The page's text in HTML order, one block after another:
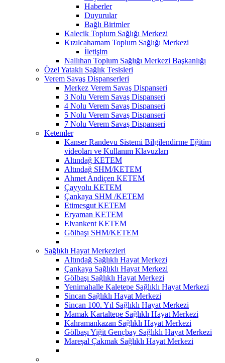
Haberler
Duyurular
Bağlı Birimler
Kalecik Toplum Sağlığı Merkezi
Kızılcahamam Toplum Sağlığı Merkezi
İletişim
Nallıhan Toplum Sağlığı Merkezi Başkanlığı
Özel Yataklı Sağlık Tesisleri
Verem Savaş Dispanserleri
Merkez Verem Savaş Dispanseri
3 Nolu Verem Savaş Dispanseri
4 Nolu Verem Savaş Dispanseri
5 Nolu Verem Savaş Dispanseri
7 Nolu Verem Savaş Dispanseri
Ketemler
Kanser Randevu Sistemi Bilgilendirme Eğitim
videoları ve Kullanım Klavuzları
Altındağ KETEM
Altındağ SHM/KETEM
Ahmet Andiçen KETEM
Çayyolu KETEM
Çankaya SHM /KETEM
Etimesgut KETEM
Eryaman KETEM
Elvankent KETEM
Gölbaşı SHM/KETEM
Sağlıklı Hayat Merkezleri
Altındağ Sağlıklı Hayat Merkezi
Çankaya Sağlıklı Hayat Merkezi
Gölbaşı Sağlıklı Hayat Merkezi
Yenimahalle Kaletepe Sağlıklı Hayat Merkezi
Sincan Sağlıklı Hayat Merkezi
Sincan 100. Yıl Sağlıklı Hayat Merkezi
Mamak Kartaltepe Sağlıklı Hayat Merkezi
Kahramankazan Sağlıklı Hayat Merkezi
Gölbaşı Yiğit Gençbay Sağlıklı Hayat Merkezi
Mareşal Çakmak Sağlıklı Hayat Merkezi